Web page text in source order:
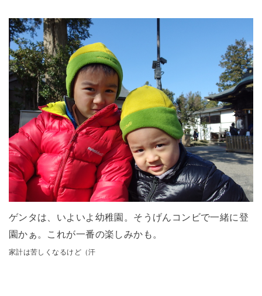
ゲンタは、いよいよ幼稚園。そうげんコンビで一緒に登
園かぁ。これが一番の楽しみかも。
家計は苦しくなるけど（汗